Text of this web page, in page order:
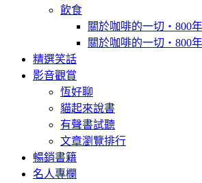
飲食
關於咖啡的一切‧800
關於咖啡的一切‧800
精選笑話
影音觀賞
恆好聊
貓起來說書
有聲書試聽
文章瀏覽排行
暢銷書籍
名人專欄